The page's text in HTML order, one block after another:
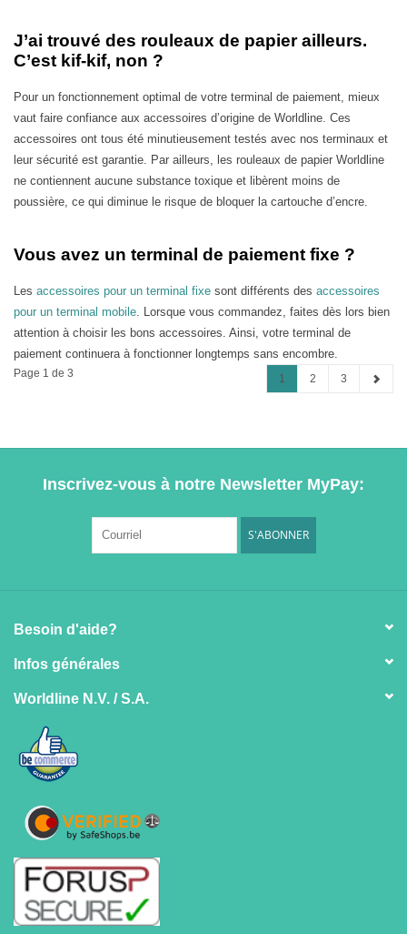
J’ai trouvé des rouleaux de papier ailleurs.
C’est kif-kif, non ?
Pour un fonctionnement optimal de votre terminal de paiement, mieux
vaut faire confiance aux accessoires d’origine de Worldline. Ces
accessoires ont tous été minutieusement testés avec nos terminaux et
leur sécurité est garantie. Par ailleurs, les rouleaux de papier Worldline
ne contiennent aucune substance toxique et libèrent moins de
poussière, ce qui diminue le risque de bloquer la cartouche d’encre.
Vous avez un terminal de paiement fixe ?
Les accessoires pour un terminal fixe sont différents des accessoires
pour un terminal mobile . Lorsque vous commandez, faites dès lors bien
attention à choisir les bons accessoires. Ainsi, votre terminal de
paiement continuera à fonctionner longtemps sans encombre.
Page 1 de 3 1 2 3
Inscrivez-vous à notre Newsletter MyPay:
S'ABONNER
Besoin d'aide?
Infos générales
Worldline N.V. / S.A.